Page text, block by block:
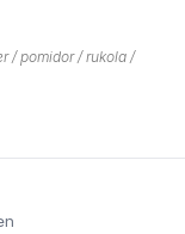
/ pomidor / rukola /